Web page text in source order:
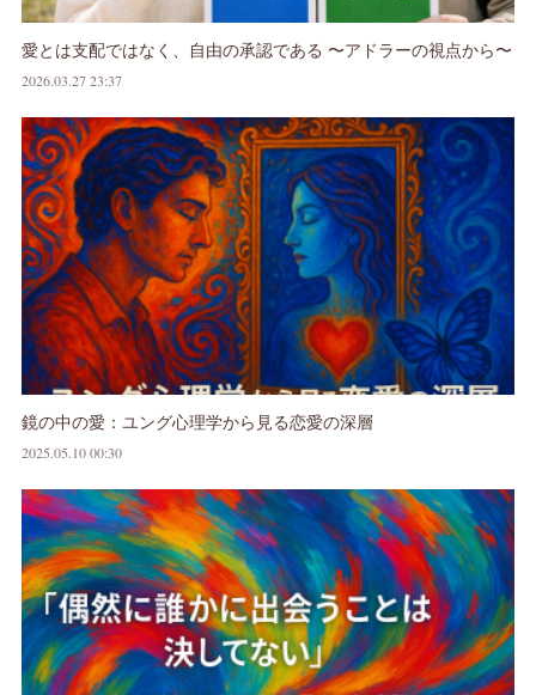
愛とは支配ではなく、自由の承認である 〜アドラーの視点から〜
2026.03.27 23:37
鏡の中の愛：ユング心理学から見る恋愛の深層
2025.05.10 00:30